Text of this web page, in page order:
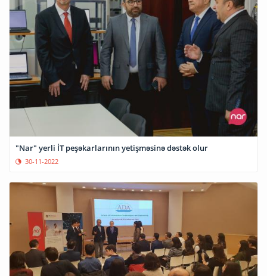
"Nar" yerli İT peşəkarlarının yetişməsinə dəstək olur
30-11-2022